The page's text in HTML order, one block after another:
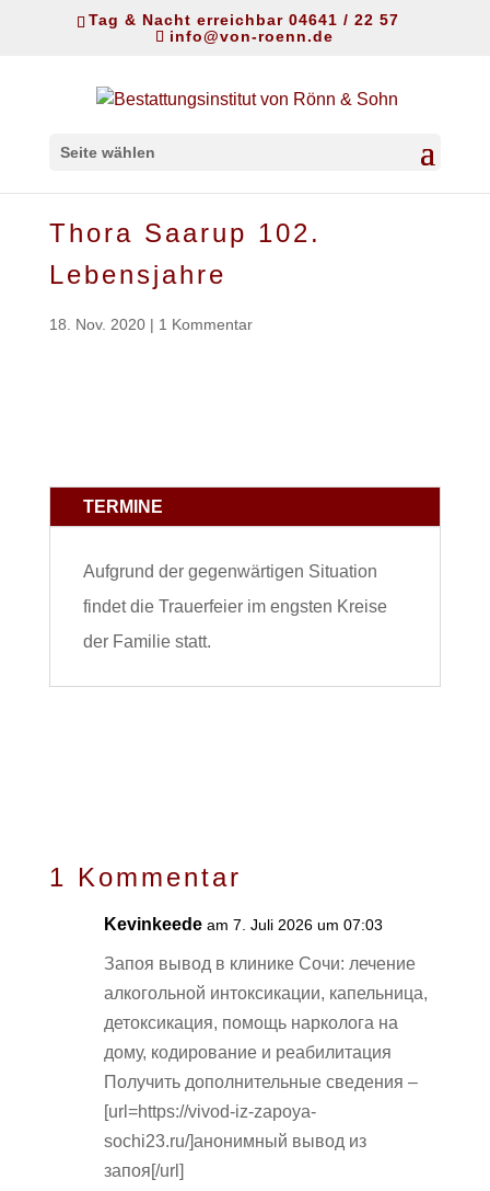
Tag & Nacht erreichbar 04641 / 22 57
info@von-roenn.de
Seite wählen
Thora Saarup 102.
Lebensjahre
18. Nov. 2020| 1 Kommentar
TERMINE
Aufgrund der gegenwärtigen Situation
findet die Trauerfeier im engsten Kreise
der Familie statt.
1 Kommentar
Kevinkeede am 7. Juli 2026 um 07:03
Запоя вывод в клинике Сочи: лечение
алкогольной интоксикации, капельница,
детоксикация, помощь нарколога на
дому, кодирование и реабилитация
Получить дополнительные сведения –
[url=https://vivod-iz-zapoya-
sochi23.ru/]анонимный вывод из
запоя[/url]